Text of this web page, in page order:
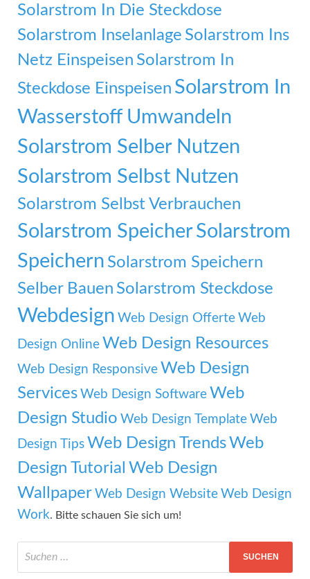
Solarstrom In Die Steckdose
Solarstrom Inselanlage Solarstrom Ins
Netz Einspeisen Solarstrom In
Steckdose Einspeisen Solarstrom In
Wasserstoff Umwandeln
Solarstrom Selber Nutzen
Solarstrom Selbst Nutzen
Solarstrom Selbst Verbrauchen
Solarstrom SpeicherSolarstrom
Speichern Solarstrom Speichern
Selber Bauen Solarstrom Steckdose
Webdesign Web Design Offerte Web
Design Online Web Design Resources
Web Design Responsive Web Design
Services Web Design Software Web
Design Studio Web Design Template Web
Design Tips Web Design TrendsWeb
Design Tutorial Web Design
Wallpaper Web Design Website Web Design
Work. Bitte schauen Sie sich um!